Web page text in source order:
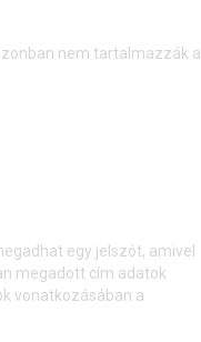
nem tartalmazzák a
egy jelszót, amivel
megadott cím adatok
vonatkozásában a